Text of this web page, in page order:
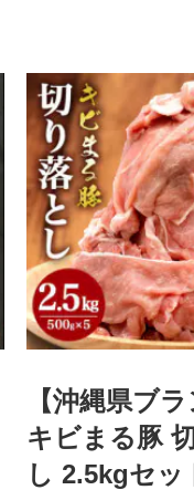
【沖縄県ブ
キビまる豚
し 2.5kgセッ